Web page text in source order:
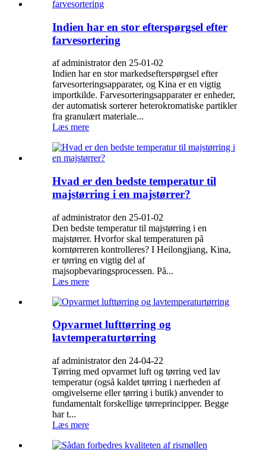
Indien har en stor efterspørgsel efter
farvesortering
af administrator den 25-01-02
Indien har en stor markedsefterspørgsel efter
farvesorteringsapparater, og Kina er en vigtig
importkilde. Farvesorteringsapparater er enheder,
der automatisk sorterer heterokromatiske partikler
fra granulært materiale...
Læs mere
Hvad er den bedste temperatur til
majstørring i en majstørrer?
af administrator den 25-01-02
Den bedste temperatur til majstørring i en
majstørrer. Hvorfor skal temperaturen på
korntørreren kontrolleres? I Heilongjiang, Kina,
er tørring en vigtig del af
majsopbevaringsprocessen. På...
Læs mere
Opvarmet lufttørring og
lavtemperaturtørring
af administrator den 24-04-22
Tørring med opvarmet luft og tørring ved lav
temperatur (også kaldet tørring i nærheden af ​​
omgivelserne eller tørring i butik) anvender to
fundamentalt forskellige tørreprincipper. Begge
har t...
Læs mere